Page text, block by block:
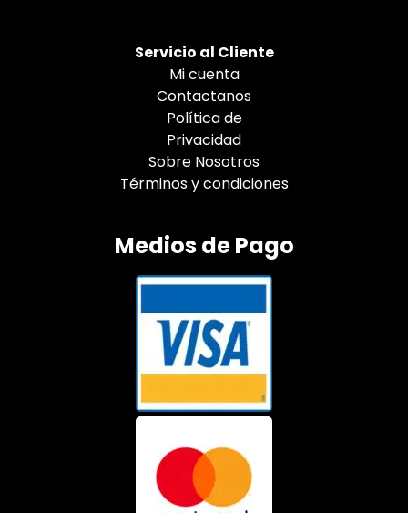
Servicio al Cliente
Mi cuenta
Contactanos
Política de
Privacidad
Sobre Nosotros
Términos y condiciones
Medios de Pago